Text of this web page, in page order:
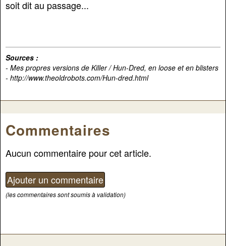
soit dit au passage...
Sources :
- Mes propres versions de Killer / Hun-Dred, en loose et en blisters
- http://www.theoldrobots.com/Hun-dred.html
Commentaires
Aucun commentaire pour cet article.
(les commentaires sont soumis à validation)